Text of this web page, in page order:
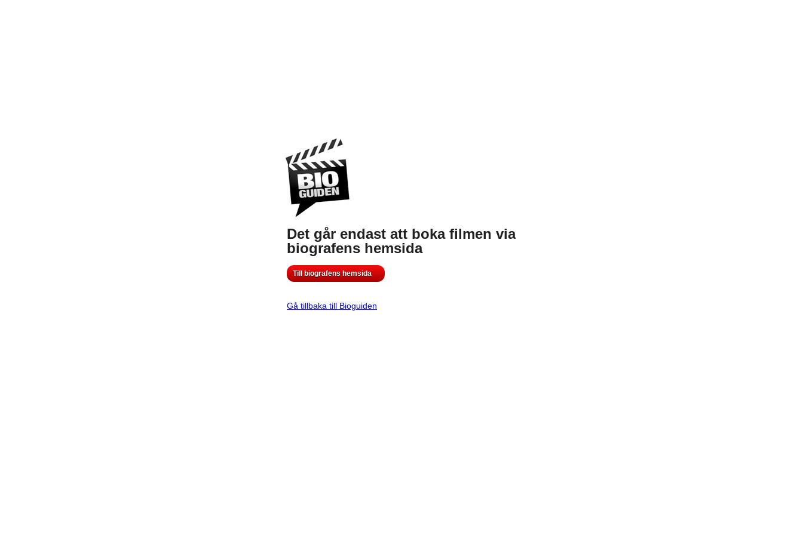
Det går endast att boka filmen via
biografens hemsida
Till biografens hemsida
Gå tillbaka till Bioguiden